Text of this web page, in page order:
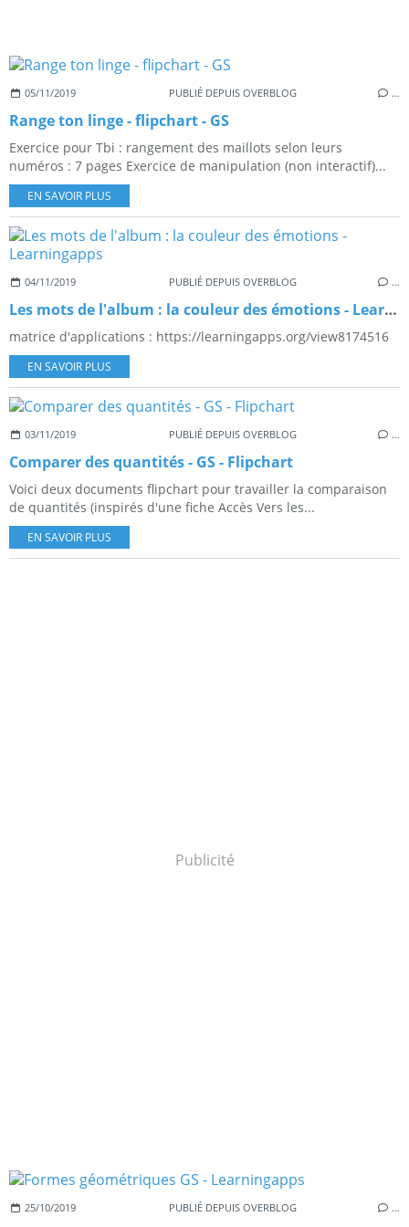
05/11/2019 PUBLIÉ DEPUIS OVERBLOG …
Range ton linge - flipchart - GS
Exercice pour Tbi : rangement des maillots selon leurs
numéros : 7 pages Exercice de manipulation (non interactif)...
EN SAVOIR PLUS
04/11/2019 PUBLIÉ DEPUIS OVERBLOG …
Les mots de l'album : la couleur des émotions - Learningapps
matrice d'applications : https://learningapps.org/view8174516
EN SAVOIR PLUS
03/11/2019 PUBLIÉ DEPUIS OVERBLOG …
Comparer des quantités - GS - Flipchart
Voici deux documents flipchart pour travailler la comparaison
de quantités (inspirés d'une fiche Accès Vers les...
EN SAVOIR PLUS
Publicité
25/10/2019 PUBLIÉ DEPUIS OVERBLOG …